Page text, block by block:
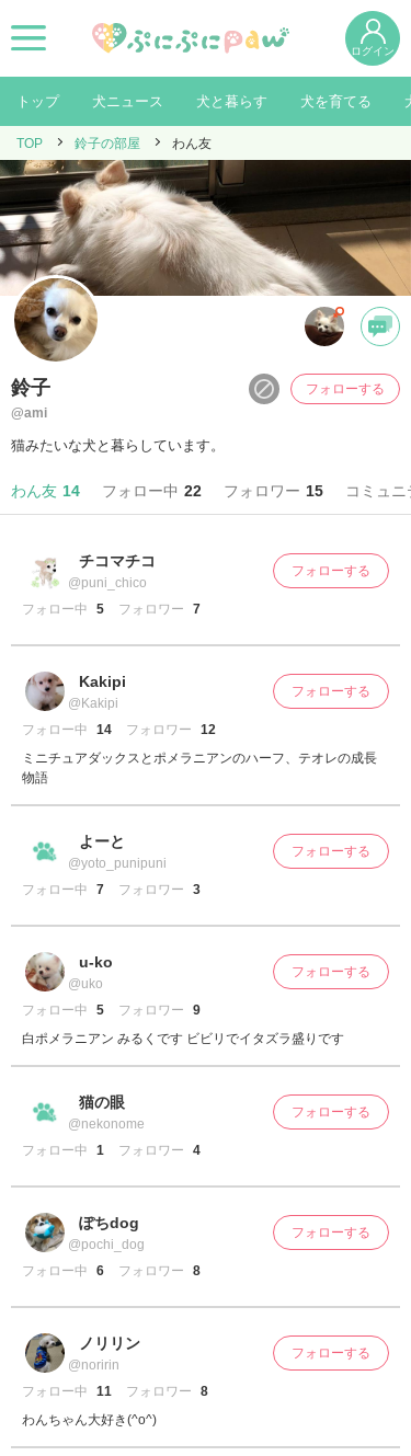
ログイン
トップ 犬ニュース 犬と暮らす 犬を育てる
TOP 鈴子の部屋 わん友
鈴子
@ami
フォローする
猫みたいな犬と暮らしています。
わん友 14 フォロー中 22 フォロワー 15 コミュニ
チコマチコ
@puni_chico
フォロー中
5 フォロワー 7
フォローする
Kakipi
@Kakipi
フォロー中
14 フォロワー
12
ミニチュアダックスとポメラニアンのハーフ、テオレの成長
物語
フォローする
よーと
@yoto_punipuni
フォロー中
7 フォロワー 3
フォローする
u-ko
@uko
フォロー中
5 フォロワー
9
白ポメラニアン みるくです ビビリでイタズラ盛りです
フォローする
猫の眼
@nekonome
フォロー中
1 フォロワー 4
フォローする
ぽちdog
@pochi_dog
フォロー中
6 フォロワー 8
フォローする
ノリリン
@noririn
フォロー中
11 フォロワー
8
わんちゃん大好き(^o^)
フォローする